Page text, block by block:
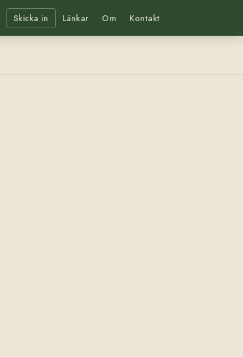
Skicka in Länkar Om Kontakt